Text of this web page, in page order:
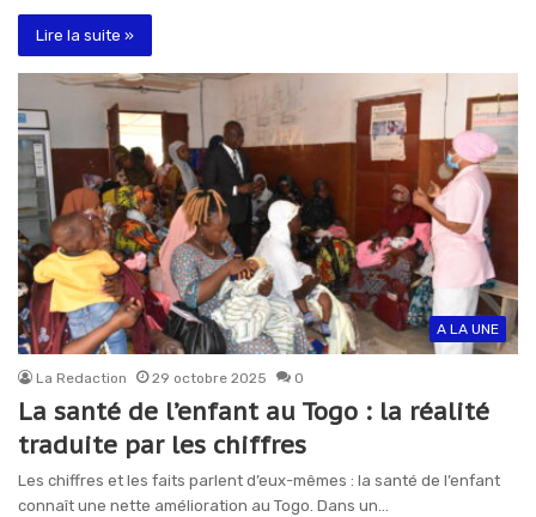
Lire la suite »
A LA UNE
La Redaction 29 octobre 2025 0
La santé de l’enfant au Togo : la réalité
traduite par les chiffres
Les chiffres et les faits parlent d’eux-mêmes : la santé de l’enfant
connaît une nette amélioration au Togo. Dans un…